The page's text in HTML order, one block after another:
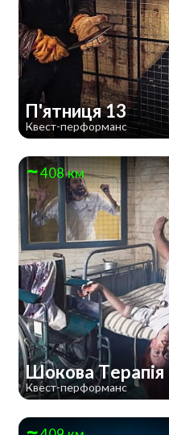
П'ятниця 13
Квест-перформанс
408 км
Шокова Терапія
Квест-перформанс